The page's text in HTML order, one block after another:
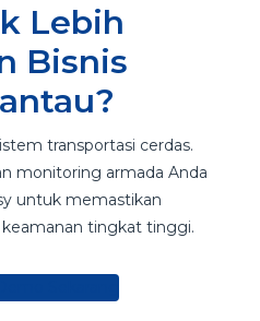
Lebih
Bisnis
transportasi cerdas.
monitoring armada Anda
untuk memastikan
tingkat tinggi.